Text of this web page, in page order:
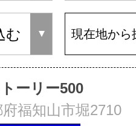
現在地から
ーリー500
福知山市堀2710